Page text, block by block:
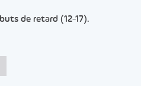
de retard (12-17).